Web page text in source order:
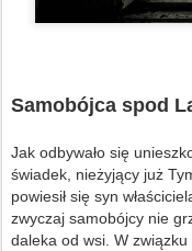
Samobójca spod
Jak odbywało się
świadek, nieżyjący już
powiesił się syn
zwyczaj samobójcy nie
daleka od wsi. W